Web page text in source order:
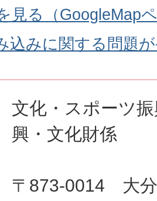
見る（GoogleMap
込みに関する問題
文化・スポーツ
興・文化財係
〒873-0014 大